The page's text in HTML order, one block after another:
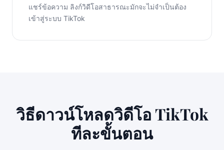
แชร์ข้อความ ลิงก์วิดีโอสาธารณะมักจะไม่จำเป็นต้อง
เข้าสู่ระบบ TikTok
วิธีดาวน์โหลดวิดีโอ TikTok
ทีละขั้นตอน